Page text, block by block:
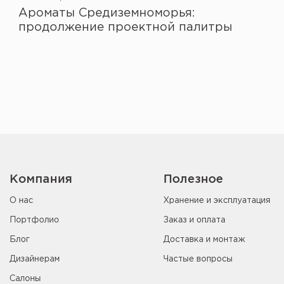
Ароматы Средиземноморья:
продолжение проектной палитры
Компания
О нас
Портфолио
Блог
Дизайнерам
Салоны
Полезное
Хранение и эксплуатация
Заказ и оплата
Доставка и монтаж
Частые вопросы